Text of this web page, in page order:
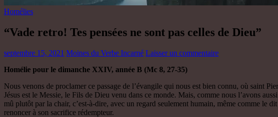
Homélies
“Vade retro! Tes pensées ne sont pas celles de Dieu”
septembre 15, 2021 Moines du Verbe Incarné Laisser un commentaire
Homélie pour le dimanche XXIV, année B (Mc 8, 27-35)
Nous venons de proclamer ce passage de l’évangile qui nous est bien connu, où saint
Jésus est le Messie, le Fils de Dieu venu dans ce monde. Mais, comme nous l’avons
mû plutôt par la chair, c’est-à-dire, avec un regard seulement humain, même comme
renoncer à son sacrifice rédempteur.